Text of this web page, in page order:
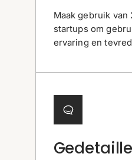
Maak gebruik
startups om
ervaring en